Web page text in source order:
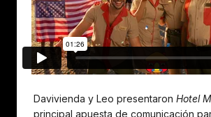
Davivienda y Leo presentaron Hotel
principal apuesta de comunicación